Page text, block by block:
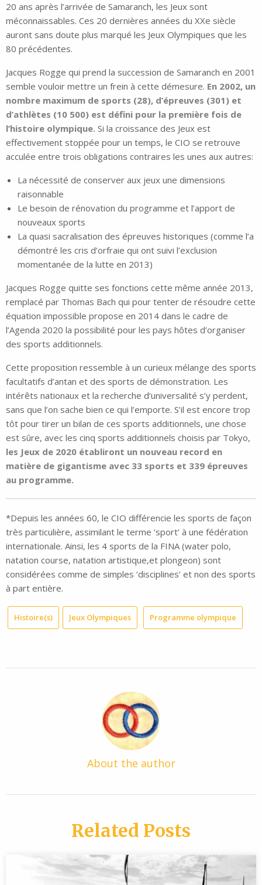
20 ans après l’arrivée de Samaranch, les Jeux sont
méconnaissables. Ces 20 dernières années du XXe siècle
auront sans doute plus marqué les Jeux Olympiques que les
80 précédentes.
Jacques Rogge qui prend la succession de Samaranch en 2001
semble vouloir mettre un frein à cette démesure. En 2002, un
nombre maximum de sports (28), d’épreuves (301) et
d’athlètes (10 500) est défini pour la première fois de
l’histoire olympique. Si la croissance des Jeux est
effectivement stoppée pour un temps, le CIO se retrouve
acculée entre trois obligations contraires les unes aux autres:
La nécessité de conserver aux jeux une dimensions
raisonnable
Le besoin de rénovation du programme et l’apport de
nouveaux sports
La quasi sacralisation des épreuves historiques (comme l’a
démontré les cris d’orfraie qui ont suivi l’exclusion
momentanée de la lutte en 2013)
Jacques Rogge quitte ses fonctions cette même année 2013,
remplacé par Thomas Bach qui pour tenter de résoudre cette
équation impossible propose en 2014 dans le cadre de
l’Agenda 2020 la possibilité pour les pays hôtes d’organiser
des sports additionnels.
Cette proposition ressemble à un curieux mélange des sports
facultatifs d’antan et des sports de démonstration. Les
intérêts nationaux et la recherche d’universalité s’y perdent,
sans que l’on sache bien ce qui l’emporte. S’il est encore trop
tôt pour tirer un bilan de ces sports additionnels, une chose
est sûre, avec les cinq sports additionnels choisis par Tokyo,
les Jeux de 2020 établiront un nouveau record en
matière de gigantisme avec 33 sports et 339 épreuves
au programme.
*Depuis les années 60, le CIO différencie les sports de façon
très particulière, assimilant le terme ‘sport’ à une fédération
internationale. Ainsi, les 4 sports de la FINA (water polo,
natation course, natation artistique,et plongeon) sont
considérées comme de simples ‘disciplines’ et non des sports
à part entière.
Histoire(s) Jeux Olympiques Programme olympique
About the author
Related Posts